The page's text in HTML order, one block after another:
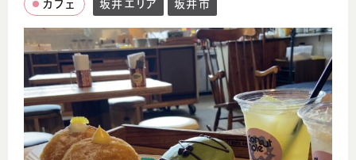
カフェ 坂井エリア 坂井市